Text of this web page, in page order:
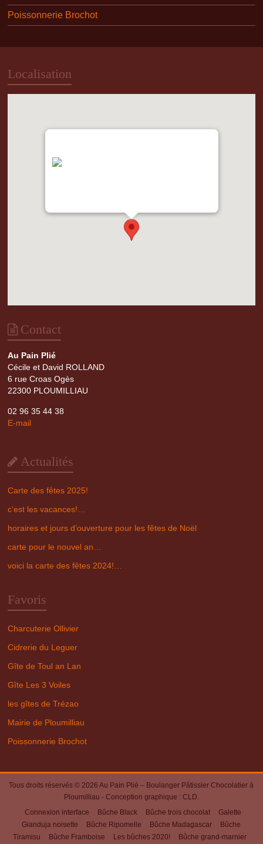
Poissonnerie Brochot
Localisation
"var d=document,
Contact
Au Pain Plié
Cécile et David ROLLAND
6 rue Croas Ogès
22300 PLOUMILLIAU
02 96 35 44 38
E-mail
Actualités
Carte des fêtes 2025!
c’est les vacances!…
horaires et jours d’ouverture pour les fêtes de Noël
carte pour le nouvel an…
voici la carte des fêtes 2024!…
Favoris
Charcuterie Ollivier
Cidrerie du Leguer
Gîte de Toul an Lan
Gîte Les 3 Voiles
les gîtes de Trézao
Mairie de Ploumilliau
Poissonnerie Brochot
Tous droits réservés © 2026Au Pain Plié – Boulanger Pâtissier Chocolatier à
Ploumilliau - Conception graphique : CLD.
Connexion interface
Bûche Black Bûche trois chocolat
Galette
Gianduja noisette
Bûche Ripomelle Bûche Madagascar
Bûche
Tiramisu
Bûche Framboise Les bûches 2020! Bûche grand-marnier